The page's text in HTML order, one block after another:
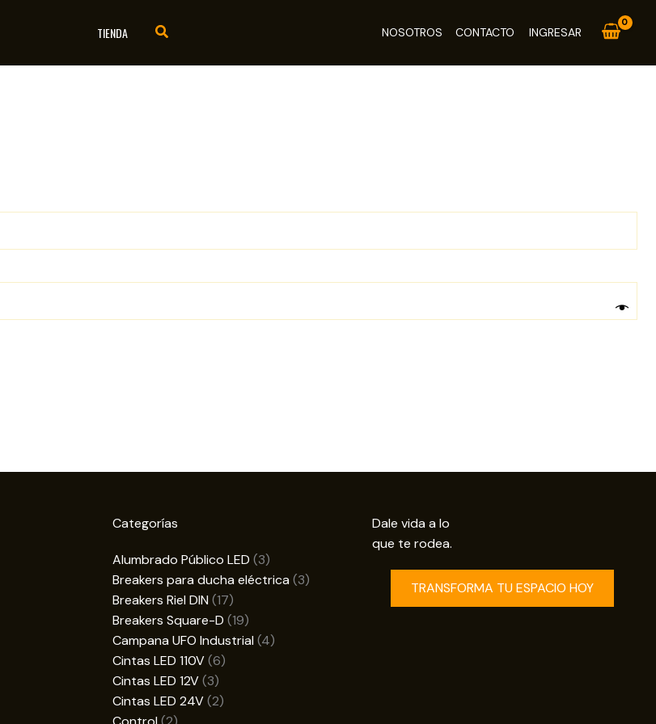
TIENDA NOSOTROS CONTACTO INGRESAR
Categorías
Alumbrado Público LED 33
productos
Breakers para ducha eléctrica 33
Breakers Riel DIN 1717
productos
Breakers Square-D 1919
productos
Campana UFO Industrial 44
Cintas LED 110V 66
Cintas LED 12V 33
productos
Cintas LED 24V 22
2
Dale vida a lo
que te rodea.
TRANSFORMA TU ESPACIO HOY